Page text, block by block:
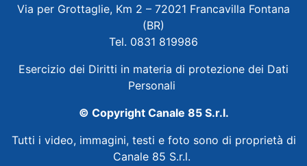
Via per Grottaglie, Km 2 – 72021 Francavilla Fontana
(BR)
Tel. 0831 819986
Esercizio dei Diritti in materia di protezione dei Dati
Personali
© Copyright Canale 85 S.r.l.
Tutti i video, immagini, testi e foto sono di proprietà di
Canale 85 S.r.l.